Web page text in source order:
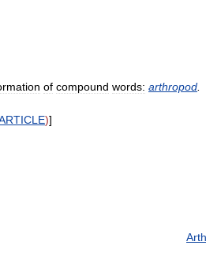
of compound words: arthropod
)]